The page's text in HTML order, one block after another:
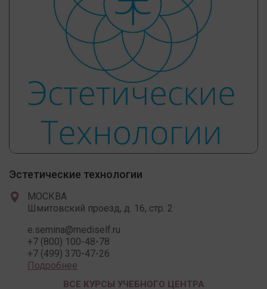
Эстетические технологии
МОСКВА
Шмитовский проезд, д. 16, стр. 2
e.semina@mediself.ru
+7 (800) 100-48-78
+7 (499) 370-47-26
Подробнее
ВСЕ КУРСЫ УЧЕБНОГО ЦЕНТРА